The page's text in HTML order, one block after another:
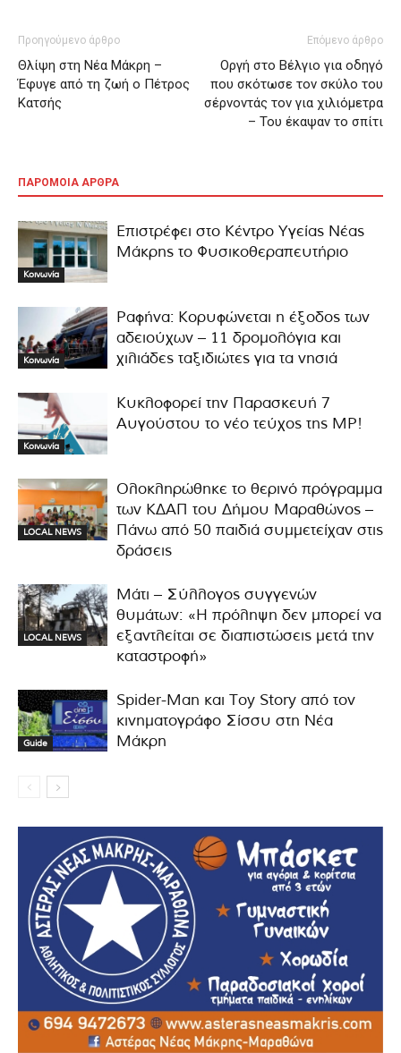
Προηγούμενο άρθρο
Θλίψη στη Νέα Μάκρη –
Έφυγε από τη ζωή ο Πέτρος
Κατσής
Επόμενο άρθρο
Οργή στο Βέλγιο για οδηγό
που σκότωσε τον σκύλο του
σέρνοντάς τον για χιλιόμετρα
– Του έκαψαν το σπίτι
ΠΑΡΟΜΟΙΑ ΑΡΘΡΑ
Κοινωνία
Επιστρέφει στο Κέντρο Υγείας Νέας
Μάκρης το Φυσικοθεραπευτήριο
Κοινωνία
Ραφήνα: Κορυφώνεται η έξοδος των
αδειούχων – 11 δρομολόγια και
χιλιάδες ταξιδιώτες για τα νησιά
Κοινωνία
Κυκλοφορεί την Παρασκευή 7
Αυγούστου το νέο τεύχος της MP!
LOCAL NEWS
Ολοκληρώθηκε το θερινό πρόγραμμα
των ΚΔΑΠ του Δήμου Μαραθώνος –
Πάνω από 50 παιδιά συμμετείχαν στις
δράσεις
LOCAL NEWS
Μάτι – Σύλλογος συγγενών
θυμάτων: «Η πρόληψη δεν μπορεί να
εξαντλείται σε διαπιστώσεις μετά την
καταστροφή»
Guide
Spider-Man και Toy Story από τον
κινηματογράφο Σίσσυ στη Νέα
Μάκρη